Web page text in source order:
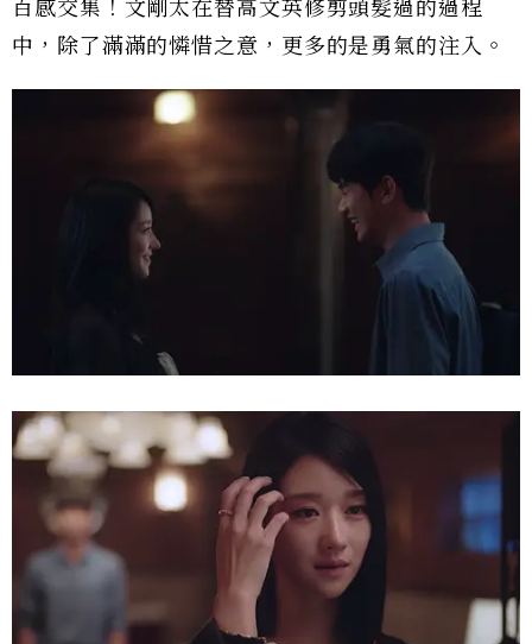
百感交集！文剛太在替高文英修剪頭髮過的過程
中，除了滿滿的憐惜之意，更多的是勇氣的注入。